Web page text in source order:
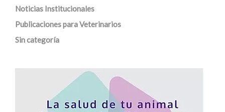
Noticias Institucionales
Publicaciones para Veterinarios
Sin categoría